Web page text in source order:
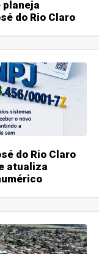
planeja
do Rio Claro
do Rio Claro
atualiza